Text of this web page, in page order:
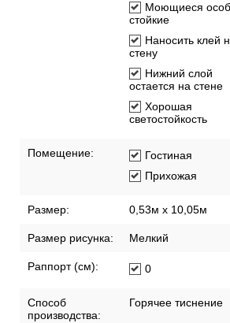
Моющиеся
стойкие
Наносить клей
стену
Нижний слой
остается на стене
Хорошая
светостойкость
Помещение:
Гостиная
Прихожая
Размер: 0,53м x 10,05м
Размер рисунка: Мелкий
Раппорт (см): 0
Способ
производства:
Горячее тиснение